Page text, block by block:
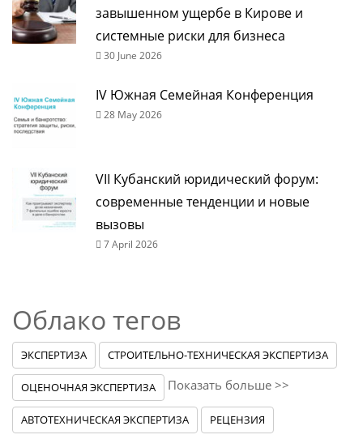
завышенном ущербе в Кирове и
системные риски для бизнеса
30 June 2026
IV Южная Семейная Конференция
28 May 2026
VII Кубанский юридический форум:
современные тенденции и новые
вызовы
7 April 2026
Облако тегов
ЭКСПЕРТИЗА СТРОИТЕЛЬНО-ТЕХНИЧЕСКАЯ ЭКСПЕРТИЗА
ОЦЕНОЧНАЯ ЭКСПЕРТИЗА
АВТОТЕХНИЧЕСКАЯ ЭКСПЕРТИЗА РЕЦЕНЗИЯ
Показать больше >>